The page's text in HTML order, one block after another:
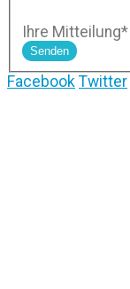
Ihre Mitteilung*
Senden
Facebook Twitter